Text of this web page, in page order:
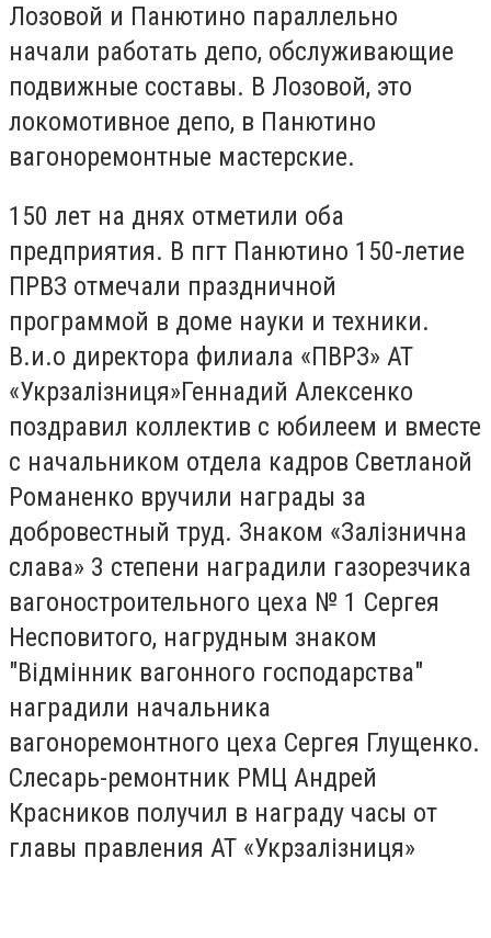
Лозовой и Панютино параллельно
начали работать депо, обслуживающие
подвижные составы. В Лозовой, это
локомотивное депо, в Панютино
вагоноремонтные мастерские.
150 лет на днях отметили оба
предприятия. В пгт Панютино 150-летие
ПРВЗ отмечали праздничной
программой в доме науки и техники.
В.и.о директора филиала «ПВРЗ» АТ
«Укрзалізниця»Геннадий Алексенко
поздравил коллектив с юбилеем и вместе
с начальником отдела кадров Светланой
Романенко вручили награды за
добровестный труд. Знаком «Залізнична
слава» 3 степени наградили газорезчика
вагоностроительного цеха № 1 Сергея
Несповитого, нагрудным знаком
"Відмінник вагонного господарства"
наградили начальника
вагоноремонтного цеха Сергея Глущенко.
Слесарь-ремонтник РМЦ Андрей
Красников получил в награду часы от
главы правления АТ «Укрзалізниця»